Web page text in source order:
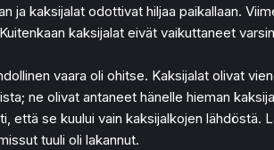
ja kaksijalat odottivat hiljaa paikallaan.
kaksijalat eivät vaikuttaneet
vaara oli ohitse. Kaksijalat olivat
ne olivat antaneet hänelle hieman
että se kuului vain kaksijalkojen
tuuli oli lakannut.